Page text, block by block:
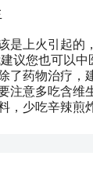
是上火引起的
议您也可以中
了药物治疗，
注意多吃含维
，少吃辛辣煎